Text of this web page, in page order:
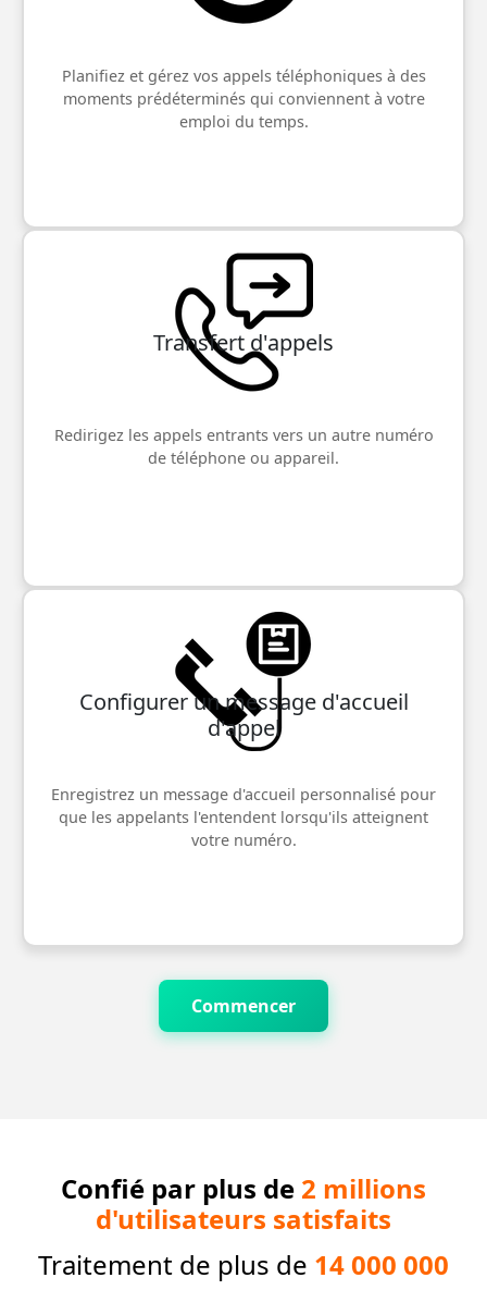
Planifiez et gérez vos appels téléphoniques à des
moments prédéterminés qui conviennent à votre
emploi du temps.
Transfert d'appels
Redirigez les appels entrants vers un autre numéro
de téléphone ou appareil.
Configurer un message d'accueil
d'appel
Enregistrez un message d'accueil personnalisé pour
que les appelants l'entendent lorsqu'ils atteignent
votre numéro.
Commencer
Confié par plus de 2 millions
d'utilisateurs satisfaits
Traitement de plus de 14 000 000